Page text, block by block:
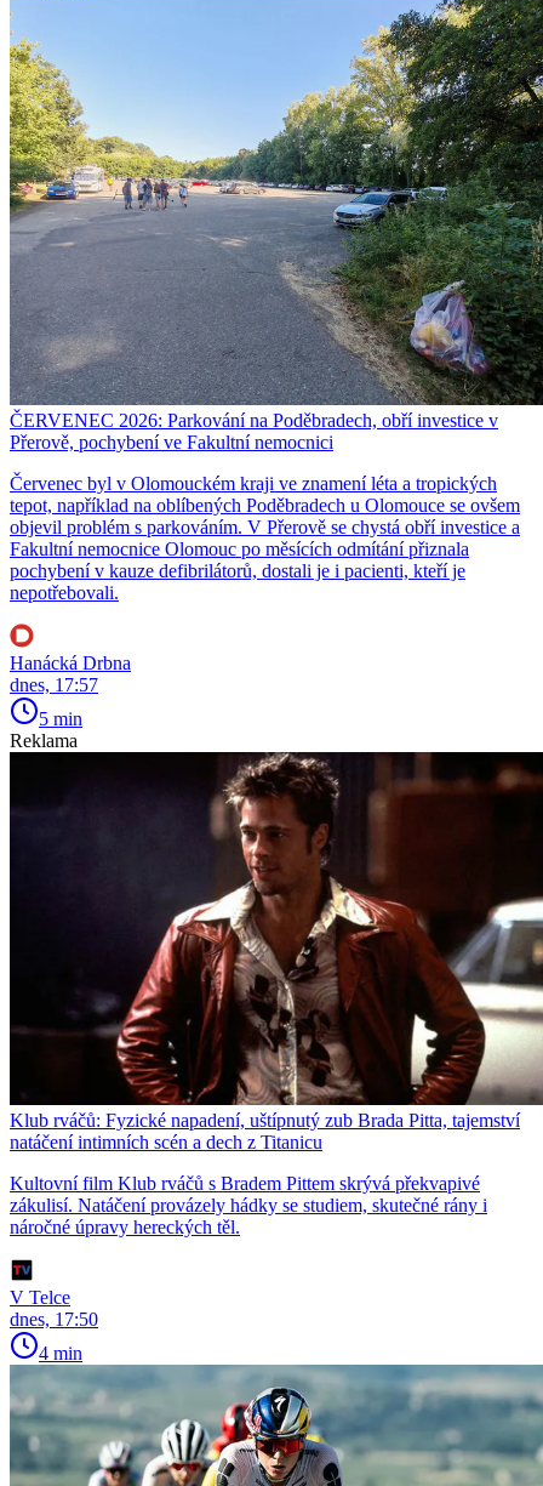
ČERVENEC 2026: Parkování na Poděbradech, obří investice v
Přerově, pochybení ve Fakultní nemocnici
Červenec byl v Olomouckém kraji ve znamení léta a tropických
tepot, například na oblíbených Poděbradech u Olomouce se ovšem
objevil problém s parkováním. V Přerově se chystá obří investice a
Fakultní nemocnice Olomouc po měsících odmítání přiznala
pochybení v kauze defibrilátorů, dostali je i pacienti, kteří je
nepotřebovali.
Hanácká Drbna
dnes, 17:57
5 min
Reklama
Klub rváčů: Fyzické napadení, uštípnutý zub Brada Pitta, tajemství
natáčení intimních scén a dech z Titanicu
Kultovní film Klub rváčů s Bradem Pittem skrývá překvapivé
zákulisí. Natáčení provázely hádky se studiem, skutečné rány i
náročné úpravy hereckých těl.
V Telce
dnes, 17:50
4 min